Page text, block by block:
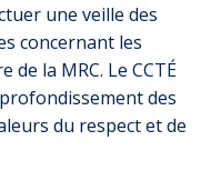
une veille des
concernant les
la MRC. Le CCTÉ
des
du respect et de